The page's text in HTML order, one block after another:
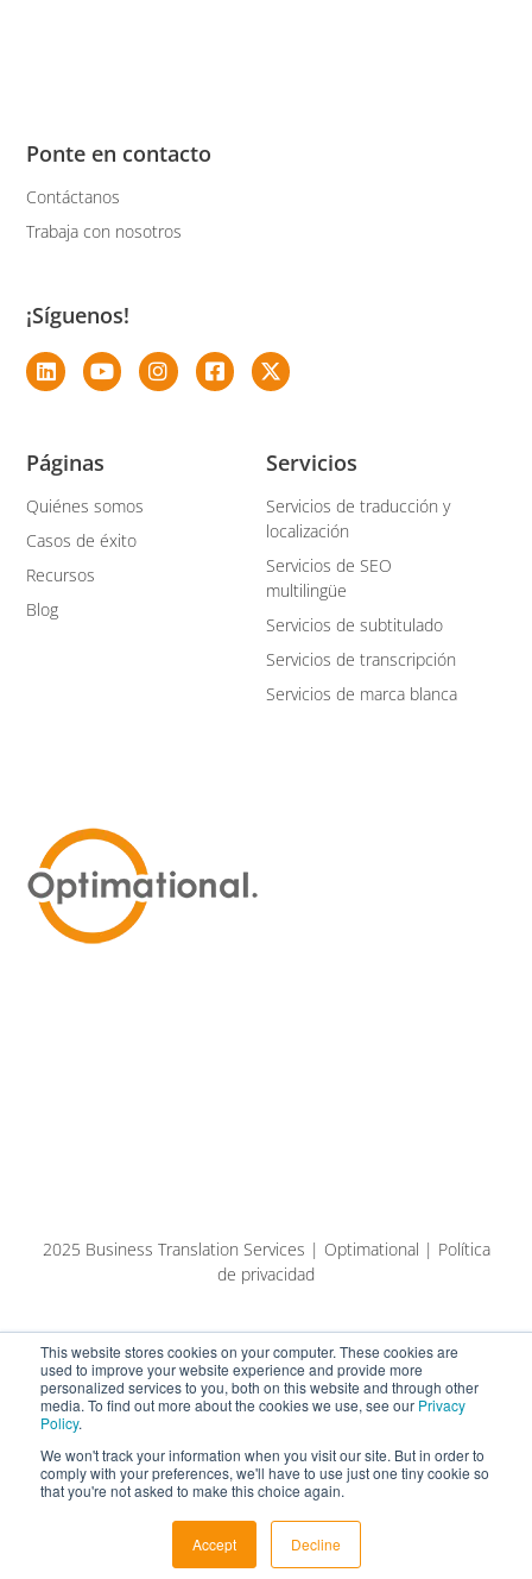
This website stores cookies on your computer. These cookies are
used to improve your website experience and provide more
personalized services to you, both on this website and through other
media. To find out more about the cookies we use, see our Privacy
Policy.
We won't track your information when you visit our site. But in order to
comply with your preferences, we'll have to use just one tiny cookie so
that you're not asked to make this choice again.
Accept Decline
Servicios
Servicios de traducción y
localización
Servicios de SEO
multilingüe
Servicios de subtitulado
Servicios de transcripción
Servicios de marca blanca
Páginas
Quiénes somos
Casos de éxito
Recursos
Blog
Ponte en contacto
Contáctanos
Trabaja con nosotros
¡Síguenos!
2025 Business Translation Services | Optimational | Política
de privacidad
Español Eesti keel (AI-tõlge)